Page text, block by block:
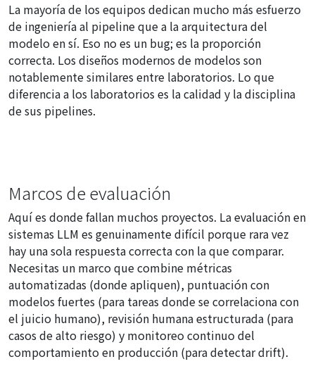
La mayoría de los equipos dedican mucho más esfuerzo
de ingeniería al pipeline que a la arquitectura del
modelo en sí. Eso no es un bug; es la proporción
correcta. Los diseños modernos de modelos son
notablemente similares entre laboratorios. Lo que
diferencia a los laboratorios es la calidad y la disciplina
de sus pipelines.
Marcos de evaluación
Aquí es donde fallan muchos proyectos. La evaluación en
sistemas LLM es genuinamente difícil porque rara vez
hay una sola respuesta correcta con la que comparar.
Necesitas un marco que combine métricas
automatizadas (donde apliquen), puntuación con
modelos fuertes (para tareas donde se correlaciona con
el juicio humano), revisión humana estructurada (para
casos de alto riesgo) y monitoreo continuo del
comportamiento en producción (para detectar drift).